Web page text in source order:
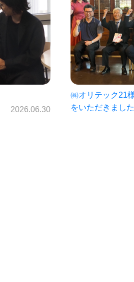
より寄付金
仙北中学校未来
ス☆